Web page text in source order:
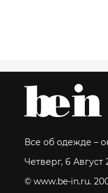
Все об одежде –
Четверг, 6 Август
© www.be-in.ru.